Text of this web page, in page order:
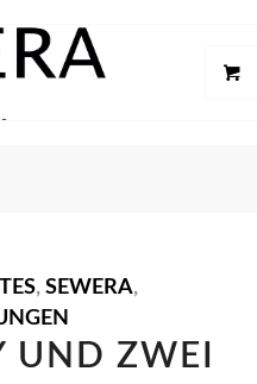
, SEWERA,
UND ZWEI